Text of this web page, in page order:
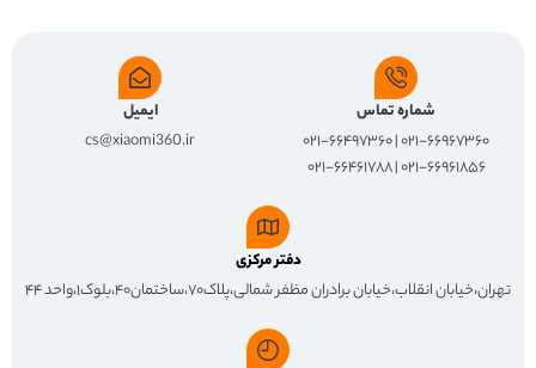
شماره تماس
۰۲۱-۶۶۹۶۷۳۶۰ | ۰۲۱-۶۶۴۹۷۳۶۰
۰۲۱-۶۶۹۶۱۸۵۶ | ۰۲۱-۶۶۴۶۱۷۸۸
ایمیل
cs@xiaomi360.ir
دفتر مرکزی
تهران،خیابان انقلاب،خیابان برادران مظفر شمالی،پلاک۷۰،ساختمان۴۰،بلوک۱،واحد ۴۴